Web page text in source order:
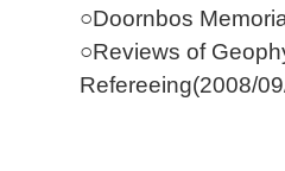
○Doornbos
○Reviews of
Refereeing(2008/